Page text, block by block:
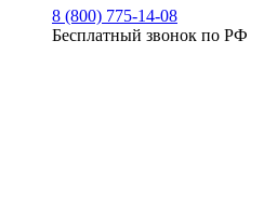
8 (800) 775-14-08
Бесплатный звонок по РФ